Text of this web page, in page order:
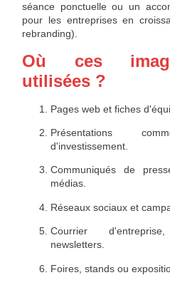
séance ponctuelle ou un
pour les entreprises en
rebranding).
Où ces
utilisées ?
Pages web et fiches
Présentations
d'investissement.
Communiqués de
médias.
Réseaux sociaux et
Courrier
newsletters.
Foires, stands ou